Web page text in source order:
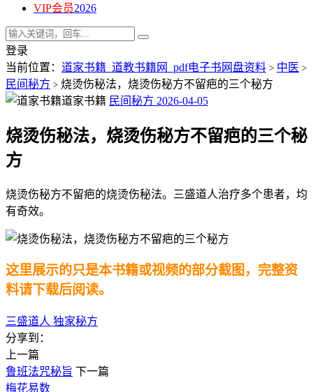
VIP会员2026
登录
当前位置： 道家书籍_道教书籍网_pdf电子书网盘资料 > 中医 >
民间秘方 > 烧烫伤秘法，烧烫伤秘方不留疤的三个秘方
道家书籍 民间秘方 2026-04-05
烧烫伤秘法，烧烫伤秘方不留疤的三个秘
方
烧烫伤秘方不留疤的烧烫伤秘法。三盛道人治疗多个患者，均
有奇效。
这里展示的只是本书籍或视频的部分截图，完整资
料请下载后阅读。
三盛道人 独家秘方
分享到：
上一篇
鲁班法咒秘旨 下一篇
梅花易数